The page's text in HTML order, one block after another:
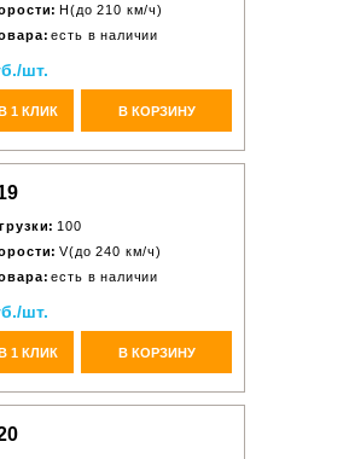
H(до 210 км/ч)
есть в наличии
шт.
1 КЛИК В КОРЗИНУ
100
V(до 240 км/ч)
есть в наличии
шт.
1 КЛИК В КОРЗИНУ